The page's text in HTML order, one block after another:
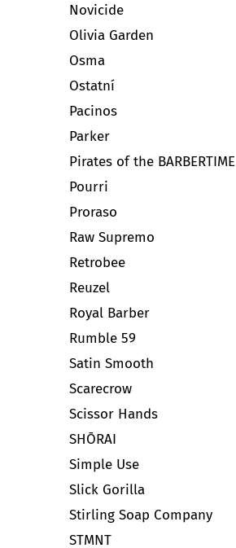
Novicide
Olivia Garden
Osma
Ostatní
Pacinos
Parker
Pirates of the BARBERTIME
Pourri
Proraso
Raw Supremo
Retrobee
Reuzel
Royal Barber
Rumble 59
Satin Smooth
Scarecrow
Scissor Hands
SHŌRAI
Simple Use
Slick Gorilla
Stirling Soap Company
STMNT